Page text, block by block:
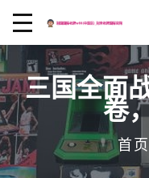
三国全面
卷
首页